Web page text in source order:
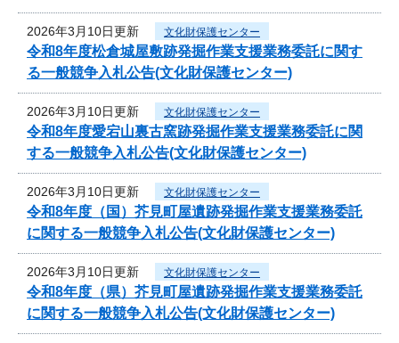
2026年3月10日更新 文化財保護センター
令和8年度松倉城屋敷跡発掘作業支援業務委託に関す
る一般競争入札公告(文化財保護センター)
2026年3月10日更新 文化財保護センター
令和8年度愛宕山裏古窯跡発掘作業支援業務委託に関
する一般競争入札公告(文化財保護センター)
2026年3月10日更新 文化財保護センター
令和8年度（国）芥見町屋遺跡発掘作業支援業務委託
に関する一般競争入札公告(文化財保護センター)
2026年3月10日更新 文化財保護センター
令和8年度（県）芥見町屋遺跡発掘作業支援業務委託
に関する一般競争入札公告(文化財保護センター)